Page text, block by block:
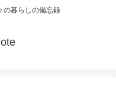
暮らしの備忘録